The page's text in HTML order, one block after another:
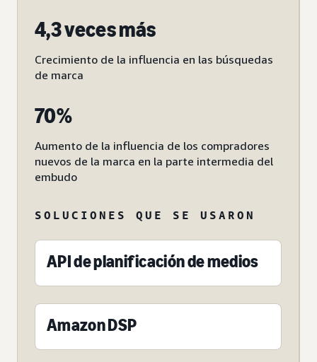
4,3 veces más
Crecimiento de la influencia en las búsquedas
de marca
70%
Aumento de la influencia de los compradores
nuevos de la marca en la parte intermedia del
embudo
SOLUCIONES QUE SE USARON
API de planificación de medios
Amazon DSP